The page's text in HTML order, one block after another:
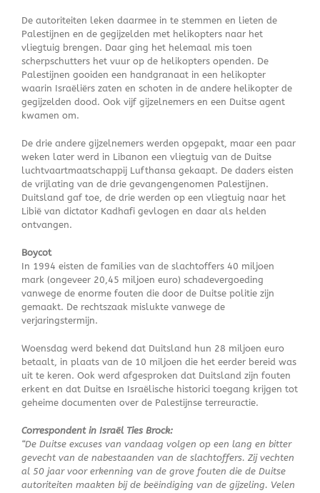
De autoriteiten leken daarmee in te stemmen en lieten de
Palestijnen en de gegijzelden met helikopters naar het
vliegtuig brengen. Daar ging het helemaal mis toen
scherpschutters het vuur op de helikopters openden. De
Palestijnen gooiden een handgranaat in een helikopter
waarin Israëliërs zaten en schoten in de andere helikopter de
gegijzelden dood. Ook vijf gijzelnemers en een Duitse agent
kwamen om.
De drie andere gijzelnemers werden opgepakt, maar een paar
weken later werd in Libanon een vliegtuig van de Duitse
luchtvaartmaatschappij Lufthansa gekaapt. De daders eisten
de vrijlating van de drie gevangengenomen Palestijnen.
Duitsland gaf toe, de drie werden op een vliegtuig naar het
Libië van dictator Kadhafi gevlogen en daar als helden
ontvangen.
Boycot
In 1994 eisten de families van de slachtoffers 40 miljoen
mark (ongeveer 20,45 miljoen euro) schadevergoeding
vanwege de enorme fouten die door de Duitse politie zijn
gemaakt. De rechtszaak mislukte vanwege de
verjaringstermijn.
Woensdag werd bekend dat Duitsland hun 28 miljoen euro
betaalt, in plaats van de 10 miljoen die het eerder bereid was
uit te keren. Ook werd afgesproken dat Duitsland zijn fouten
erkent en dat Duitse en Israëlische historici toegang krijgen tot
geheime documenten over de Palestijnse terreuractie.
Correspondent in Israël Ties Brock:
“De Duitse excuses van vandaag volgen op een lang en bitter
gevecht van de nabestaanden van de slachtoffers. Zij vechten
al 50 jaar voor erkenning van de grove fouten die de Duitse
autoriteiten maakten bij de beëindiging van de gijzeling. Velen